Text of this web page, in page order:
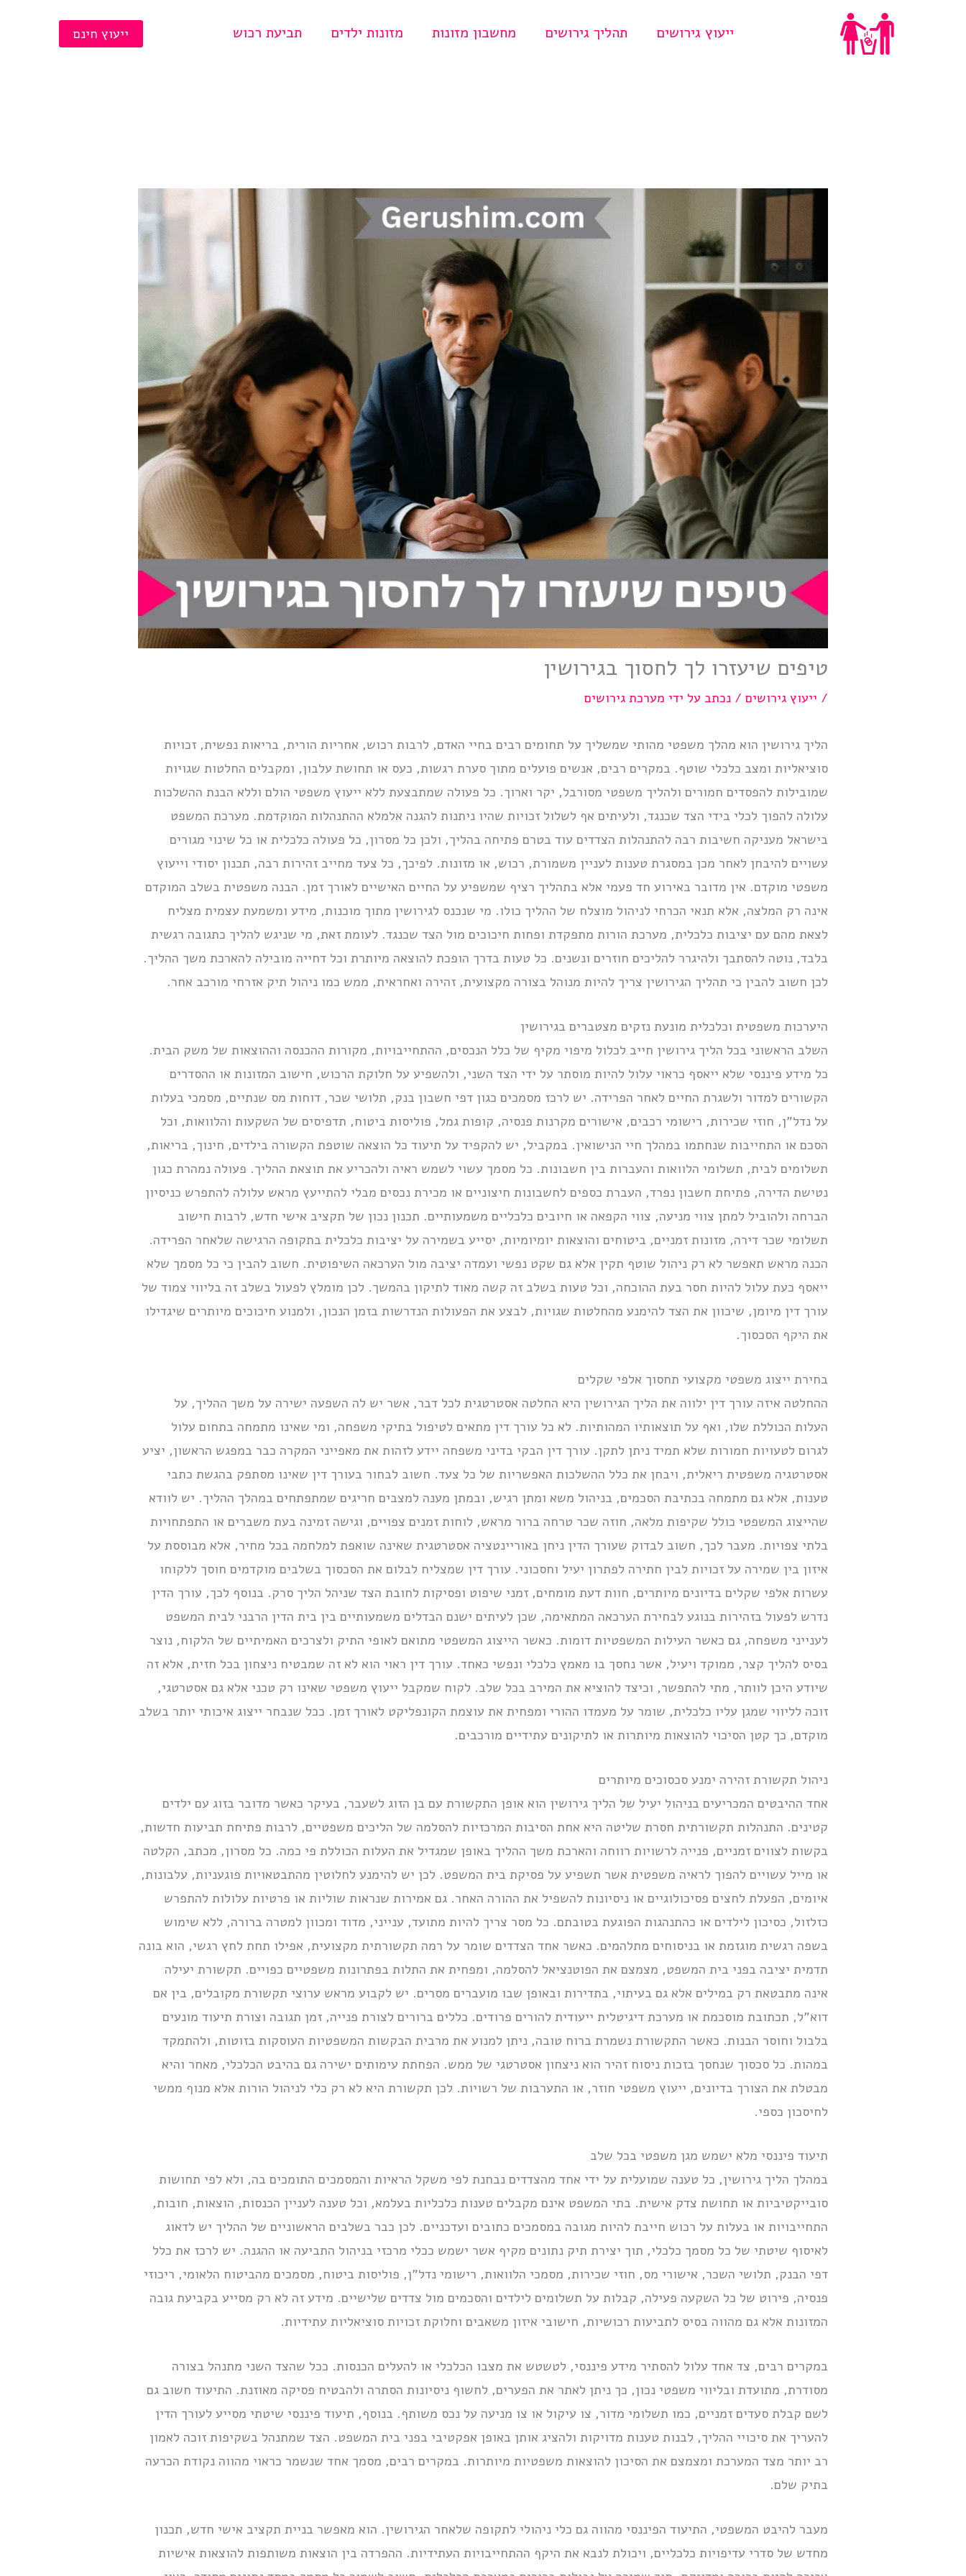
ייעוץ גירושים תהליך גירושים מחשבון מזונות מזונות ילדים תביעת רכוש ייעוץ חינם
טיפים שיעזרו לך לחסוך בגירושין
/ ייעוץ גירושים / נכתב על ידי מערכת גירושים
הליך גירושין הוא מהלך משפטי מהותי שמשליך על תחומים רבים בחיי האדם, לרבות רכוש, אחריות הורית, בריאות נפשית, זכויות
סוציאליות ומצב כלכלי שוטף. במקרים רבים, אנשים פועלים מתוך סערת רגשות, כעס או תחושת עלבון, ומקבלים החלטות שגויות
שמובילות להפסדים חמורים ולהליך משפטי מסורבל, יקר וארוך. כל פעולה שמתבצעת ללא ייעוץ משפטי הולם וללא הבנת ההשלכות
עלולה להפוך לכלי בידי הצד שכנגד, ולעיתים אף לשלול זכויות שהיו ניתנות להגנה אלמלא ההתנהלות המוקדמת. מערכת המשפט
בישראל מעניקה חשיבות רבה להתנהלות הצדדים עוד בטרם פתיחה בהליך, ולכן כל מסרון, כל פעולה כלכלית או כל שינוי מגורים
עשויים להיבחן לאחר מכן במסגרת טענות לעניין משמורת, רכוש, או מזונות. לפיכך, כל צעד מחייב זהירות רבה, תכנון יסודי וייעוץ
משפטי מוקדם. אין מדובר באירוע חד פעמי אלא בתהליך רציף שמשפיע על החיים האישיים לאורך זמן. הבנה משפטית בשלב המוקדם
אינה רק המלצה, אלא תנאי הכרחי לניהול מוצלח של ההליך כולו. מי שנכנס לגירושין מתוך מוכנות, מידע ומשמעת עצמית מצליח
לצאת מהם עם יציבות כלכלית, מערכת הורות מתפקדת ופחות חיכוכים מול הצד שכנגד. לעומת זאת, מי שניגש להליך כתגובה רגשית
בלבד, נוטה להסתבך ולהיגרר להליכים חוזרים ונשנים. כל טעות בדרך הופכת להוצאה מיותרת וכל דחייה מובילה להארכת משך ההליך.
לכן חשוב להבין כי תהליך הגירושין צריך להיות מנוהל בצורה מקצועית, זהירה ואחראית, ממש כמו ניהול תיק אזרחי מורכב אחר.
היערכות משפטית וכלכלית מונעת נזקים מצטברים בגירושין
השלב הראשוני בכל הליך גירושין חייב לכלול מיפוי מקיף של כלל הנכסים, ההתחייבויות, מקורות ההכנסה וההוצאות של משק הבית.
כל מידע פיננסי שלא ייאסף כראוי עלול להיות מוסתר על ידי הצד השני, ולהשפיע על חלוקת הרכוש, חישוב המזונות או ההסדרים
הקשורים למדור ולשגרת החיים לאחר הפרידה. יש לרכז מסמכים כגון דפי חשבון בנק, תלושי שכר, דוחות מס שנתיים, מסמכי בעלות
על נדל”ן, חוזי שכירות, רישומי רכבים, אישורים מקרנות פנסיה, קופות גמל, פוליסות ביטוח, תדפיסים של השקעות והלוואות, וכל
הסכם או התחייבות שנחתמו במהלך חיי הנישואין. במקביל, יש להקפיד על תיעוד כל הוצאה שוטפת הקשורה בילדים, חינוך, בריאות,
תשלומים לבית, תשלומי הלוואות והעברות בין חשבונות. כל מסמך עשוי לשמש ראיה ולהכריע את תוצאת ההליך. פעולה נמהרת כגון
נטישת הדירה, פתיחת חשבון נפרד, העברת כספים לחשבונות חיצוניים או מכירת נכסים מבלי להתייעץ מראש עלולה להתפרש כניסיון
הברחה ולהוביל למתן צווי מניעה, צווי הקפאה או חיובים כלכליים משמעותיים. תכנון נכון של תקציב אישי חדש, לרבות חישוב
תשלומי שכר דירה, מזונות זמניים, ביטוחים והוצאות יומיומיות, יסייע בשמירה על יציבות כלכלית בתקופה הרגישה שלאחר הפרידה.
הכנה מראש תאפשר לא רק ניהול שוטף תקין אלא גם שקט נפשי ועמדה יציבה מול הערכאה השיפוטית. חשוב להבין כי כל מסמך שלא
ייאסף כעת עלול להיות חסר בעת ההוכחה, וכל טעות בשלב זה קשה מאוד לתיקון בהמשך. לכן מומלץ לפעול בשלב זה בליווי צמוד של
עורך דין מיומן, שיכוון את הצד להימנע מהחלטות שגויות, לבצע את הפעולות הנדרשות בזמן הנכון, ולמנוע חיכוכים מיותרים שיגדילו
את היקף הסכסוך.
בחירת ייצוג משפטי מקצועי תחסוך אלפי שקלים
ההחלטה איזה עורך דין ילווה את הליך הגירושין היא החלטה אסטרטגית לכל דבר, אשר יש לה השפעה ישירה על משך ההליך, על
העלות הכוללת שלו, ואף על תוצאותיו המהותיות. לא כל עורך דין מתאים לטיפול בתיקי משפחה, ומי שאינו מתמחה בתחום עלול
לגרום לטעויות חמורות שלא תמיד ניתן לתקן. עורך דין הבקי בדיני משפחה יידע לזהות את מאפייני המקרה כבר במפגש הראשון, יציע
אסטרטגיה משפטית ריאלית, ויבחן את כלל ההשלכות האפשריות של כל צעד. חשוב לבחור בעורך דין שאינו מסתפק בהגשת כתבי
טענות, אלא גם מתמחה בכתיבת הסכמים, בניהול משא ומתן רגיש, ובמתן מענה למצבים חריגים שמתפתחים במהלך ההליך. יש לוודא
שהייצוג המשפטי כולל שקיפות מלאה, חוזה שכר טרחה ברור מראש, לוחות זמנים צפויים, וגישה זמינה בעת משברים או התפתחויות
בלתי צפויות. מעבר לכך, חשוב לבדוק שעורך הדין ניחן באוריינטציה אסטרטגית שאינה שואפת למלחמה בכל מחיר, אלא מבוססת על
איזון בין שמירה על זכויות לבין חתירה לפתרון יעיל וחסכוני. עורך דין שמצליח לבלום את הסכסוך בשלבים מוקדמים חוסך ללקוחו
עשרות אלפי שקלים בדיונים מיותרים, חוות דעת מומחים, זמני שיפוט ופסיקות לחובת הצד שניהל הליך סרק. בנוסף לכך, עורך הדין
נדרש לפעול בזהירות בנוגע לבחירת הערכאה המתאימה, שכן לעיתים ישנם הבדלים משמעותיים בין בית הדין הרבני לבית המשפט
לענייני משפחה, גם כאשר העילות המשפטיות דומות. כאשר הייצוג המשפטי מתואם לאופי התיק ולצרכים האמיתיים של הלקוח, נוצר
בסיס להליך קצר, ממוקד ויעיל, אשר נחסך בו מאמץ כלכלי ונפשי כאחד. עורך דין ראוי הוא לא זה שמבטיח ניצחון בכל חזית, אלא זה
שיודע היכן לוותר, מתי להתפשר, וכיצד להוציא את המירב בכל שלב. לקוח שמקבל ייעוץ משפטי שאינו רק טכני אלא גם אסטרטגי,
זוכה לליווי שמגן עליו כלכלית, שומר על מעמדו ההורי ומפחית את עוצמת הקונפליקט לאורך זמן. ככל שנבחר ייצוג איכותי יותר בשלב
מוקדם, כך קטן הסיכוי להוצאות מיותרות או לתיקונים עתידיים מורכבים.
ניהול תקשורת זהירה ימנע סכסוכים מיותרים
אחד ההיבטים המכריעים בניהול יעיל של הליך גירושין הוא אופן התקשורת עם בן הזוג לשעבר, בעיקר כאשר מדובר בזוג עם ילדים
קטינים. התנהלות תקשורתית חסרת שליטה היא אחת הסיבות המרכזיות להסלמה של הליכים משפטיים, לרבות פתיחת תביעות חדשות,
בקשות לצווים זמניים, פנייה לרשויות רווחה והארכת משך ההליך באופן שמגדיל את העלות הכוללת פי כמה. כל מסרון, מכתב, הקלטה
או מייל עשויים להפוך לראיה משפטית אשר תשפיע על פסיקת בית המשפט. לכן יש להימנע לחלוטין מהתבטאויות פוגעניות, עלבונות,
איומים, הפעלת לחצים פסיכולוגיים או ניסיונות להשפיל את ההורה האחר. גם אמירות שנראות שוליות או פרטיות עלולות להתפרש
כזלזול, כסיכון לילדים או כהתנהגות הפוגעת בטובתם. כל מסר צריך להיות מתועד, ענייני, מדוד ומכוון למטרה ברורה, ללא שימוש
בשפה רגשית מוגזמת או בניסוחים מתלהמים. כאשר אחד הצדדים שומר על רמה תקשורתית מקצועית, אפילו תחת לחץ רגשי, הוא בונה
תדמית יציבה בפני בית המשפט, מצמצם את הפוטנציאל להסלמה, ומפחית את התלות בפתרונות משפטיים כפויים. תקשורת יעילה
אינה מתבטאת רק במילים אלא גם בעיתוי, בתדירות ובאופן שבו מועברים מסרים. יש לקבוע מראש ערוצי תקשורת מקובלים, בין אם
דוא”ל, תכתובת מוסכמת או מערכת דיגיטלית ייעודית להורים פרודים. כללים ברורים לצורת פנייה, זמן תגובה וצורת תיעוד מונעים
בלבול וחוסר הבנות. כאשר התקשורת נשמרת ברוח טובה, ניתן למנוע את מרבית הבקשות המשפטיות העוסקות בזוטות, ולהתמקד
במהות. כל סכסוך שנחסך בזכות ניסוח זהיר הוא ניצחון אסטרטגי של ממש. הפחתת עימותים ישירה גם בהיבט הכלכלי, מאחר והיא
מבטלת את הצורך בדיונים, ייעוץ משפטי חוזר, או התערבות של רשויות. לכן תקשורת היא לא רק כלי לניהול הורות אלא מנוף ממשי
לחיסכון כספי.
תיעוד פיננסי מלא ישמש מגן משפטי בכל שלב
במהלך הליך גירושין, כל טענה שמועלית על ידי אחד מהצדדים נבחנת לפי משקל הראיות והמסמכים התומכים בה, ולא לפי תחושות
סובייקטיביות או תחושת צדק אישית. בתי המשפט אינם מקבלים טענות כלכליות בעלמא, וכל טענה לעניין הכנסות, הוצאות, חובות,
התחייבויות או בעלות על רכוש חייבת להיות מגובה במסמכים כתובים ועדכניים. לכן כבר בשלבים הראשוניים של ההליך יש לדאוג
לאיסוף שיטתי של כל מסמך כלכלי, תוך יצירת תיק נתונים מקיף אשר ישמש ככלי מרכזי בניהול התביעה או ההגנה. יש לרכז את כלל
דפי הבנק, תלושי השכר, אישורי מס, חוזי שכירות, מסמכי הלוואות, רישומי נדל”ן, פוליסות ביטוח, מסמכים מהביטוח הלאומי, ריכוזי
פנסיה, פירוט של כל השקעה פעילה, קבלות על תשלומים לילדים והסכמים מול צדדים שלישיים. מידע זה לא רק מסייע בקביעת גובה
המזונות אלא גם מהווה בסיס לתביעות רכושיות, חישובי איזון משאבים וחלוקת זכויות סוציאליות עתידיות.
במקרים רבים, צד אחד עלול להסתיר מידע פיננסי, לטשטש את מצבו הכלכלי או להעלים הכנסות. ככל שהצד השני מתנהל בצורה
מסודרת, מתועדת ובליווי משפטי נכון, כך ניתן לאתר את הפערים, לחשוף ניסיונות הסתרה ולהבטיח פסיקה מאוזנת. התיעוד חשוב גם
לשם קבלת סעדים זמניים, כמו תשלומי מדור, צו עיקול או צו מניעה על נכס משותף. בנוסף, תיעוד פיננסי שיטתי מסייע לעורך הדין
להעריך את סיכויי ההליך, לבנות טענות מדויקות ולהציג אותן באופן אפקטיבי בפני בית המשפט. הצד שמתנהל בשקיפות זוכה לאמון
רב יותר מצד המערכת ומצמצם את הסיכון להוצאות משפטיות מיותרות. במקרים רבים, מסמך אחד שנשמר כראוי מהווה נקודת הכרעה
בתיק שלם.
מעבר להיבט המשפטי, התיעוד הפיננסי מהווה גם כלי ניהולי לתקופה שלאחר הגירושין. הוא מאפשר בניית תקציב אישי חדש, תכנון
מחדש של סדרי עדיפויות כלכליים, ויכולת לנבא את היקף ההתחייבויות העתידיות. ההפרדה בין הוצאות משותפות להוצאות אישיות